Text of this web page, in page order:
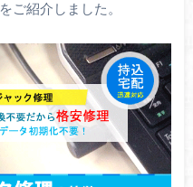
ご紹介しました。